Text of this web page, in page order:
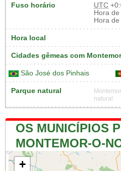
Fuso horário UTC
Hora
Hora
Hora local
Cidades gêmeas com
São José dos Pinhais
Parque natural
natural
OS MUNICÍPIOS
MONTEMOR-O-
+